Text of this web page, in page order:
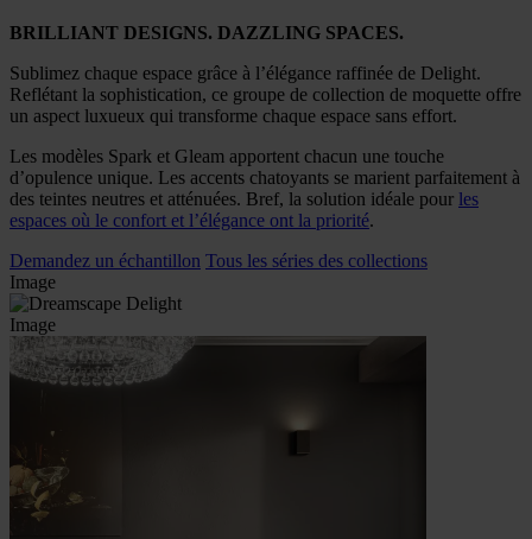
BRILLIANT DESIGNS. DAZZLING SPACES.
Sublimez chaque espace grâce à l’élégance raffinée de Delight.
Reflétant la sophistication, ce groupe de collection de moquette offre
un aspect luxueux qui transforme chaque espace sans effort.
Les modèles Spark et Gleam apportent chacun une touche
d’opulence unique. Les accents chatoyants se marient parfaitement à
des teintes neutres et atténuées. Bref, la solution idéale pour les
espaces où le confort et l’élégance ont la priorité.
Demandez un échantillon Tous les séries des collections
Image
Image